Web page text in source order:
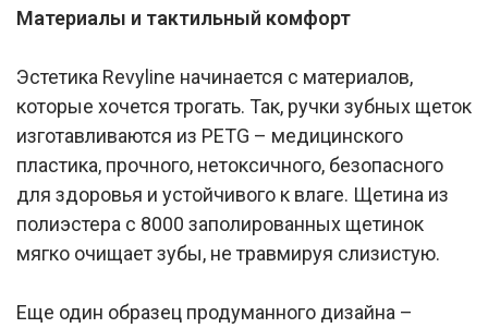
Материалы и тактильный комфорт
Эстетика Revyline начинается с материалов,
которые хочется трогать. Так, ручки зубных щеток
изготавливаются из PETG – медицинского
пластика, прочного, нетоксичного, безопасного
для здоровья и устойчивого к влаге. Щетина из
полиэстера с 8000 заполированных щетинок
мягко очищает зубы, не травмируя слизистую.
Еще один образец продуманного дизайна –